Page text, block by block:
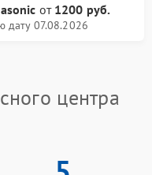
от 1200 руб.
дату 07.08.2026
центра